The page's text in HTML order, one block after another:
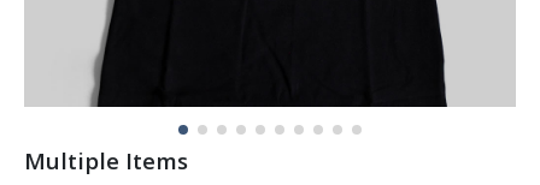
Multiple Items